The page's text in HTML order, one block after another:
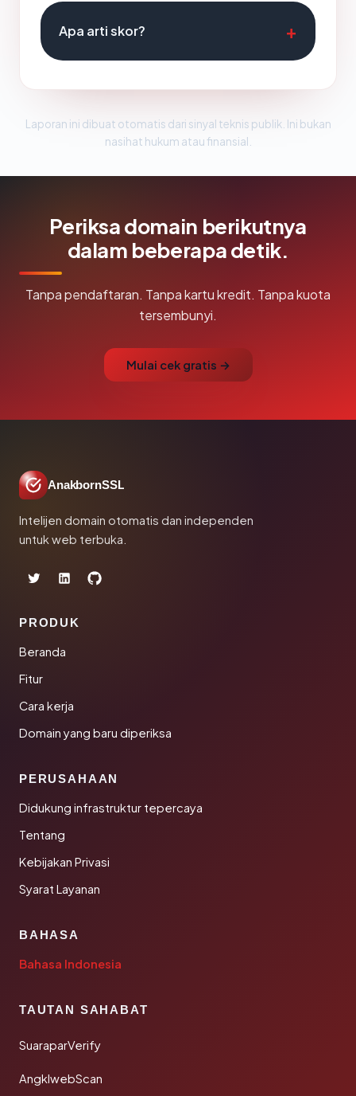
Apa arti skor?
Laporan ini dibuat otomatis dari sinyal teknis publik. Ini bukan
nasihat hukum atau finansial.
Periksa domain berikutnya
dalam beberapa detik.
Tanpa pendaftaran. Tanpa kartu kredit. Tanpa kuota
tersembunyi.
Mulai cek gratis →
AnakbornSSL
Intelijen domain otomatis dan independen
untuk web terbuka.
PRODUK
Beranda
Fitur
Cara kerja
Domain yang baru diperiksa
PERUSAHAAN
Didukung infrastruktur tepercaya
Tentang
Kebijakan Privasi
Syarat Layanan
BAHASA
Bahasa Indonesia
TAUTAN SAHABAT
SuaraparVerify
AngklwebScan